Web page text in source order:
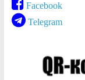
Facebook
Telegram